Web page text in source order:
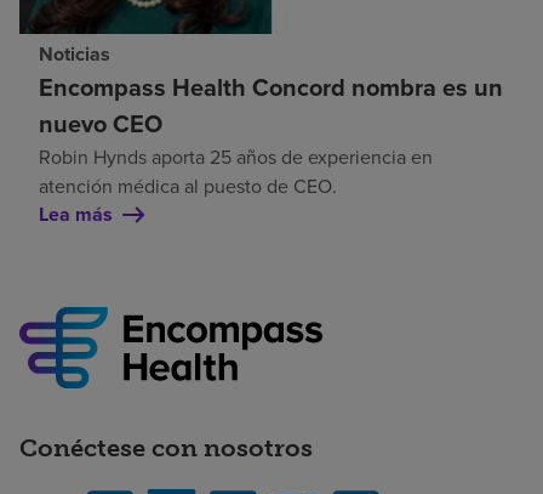
Noticias
Encompass Health Concord nombra es un
nuevo CEO
Robin Hynds aporta 25 años de experiencia en
atención médica al puesto de CEO.
Lea más
Conéctese con nosotros